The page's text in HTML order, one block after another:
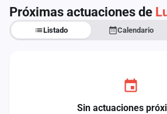
Próximas actuaciones de
Listado Calendario
Sin actuaciones
Rankings
Vídeos